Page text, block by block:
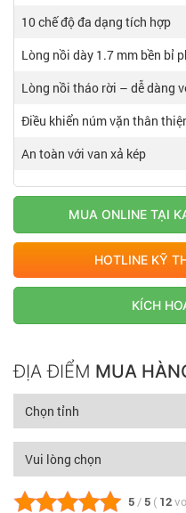
10 chế độ đa dạng tích hợp
Lòng nồi dày 1.7 mm bền bỉ
Lòng nồi tháo rời – dễ dàng
Điều khiển núm vặn thân
An toàn với van xả kép
MUA ONLINE TẠI
HOTLINE KỸ
KÍCH
ĐỊA ĐIỂM MUA
5 / 5 ( 12